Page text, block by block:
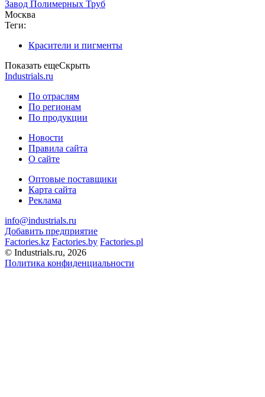
Завод Полимерных Труб
Москва
Теги:
Красители и пигменты
Показать ещеСкрыть
Industrials.ru
По отраслям
По регионам
По продукции
Новости
Правила сайта
О сайте
Оптовые поставщики
Карта сайта
Реклама
info@industrials.ru
Добавить предприятие
Factories.kz Factories.by Factories.pl
© Industrials.ru, 2026
Политика конфиденциальности